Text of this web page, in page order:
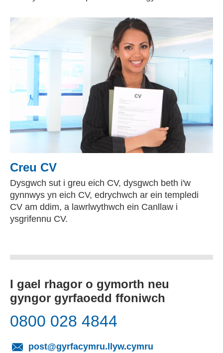
Creu CV
Dysgwch sut i greu eich CV, dysgwch beth i'w
gynnwys yn eich CV, edrychwch ar ein templedi
CV am ddim, a lawrlwythwch ein Canllaw i
ysgrifennu CV.
I gael rhagor o gymorth neu
gyngor gyrfaoedd ffoniwch
0800 028 4844
post@gyrfacymru.llyw.cymru